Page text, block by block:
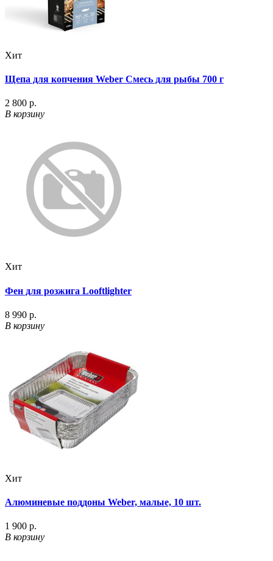
Хит
Щепа для копчения Weber Смесь для рыбы 700 г
2 800 р.
В корзину
Хит
Фен для розжига Looftlighter
8 990 р.
В корзину
Хит
Алюминевые поддоны Weber, малые, 10 шт.
1 900 р.
В корзину